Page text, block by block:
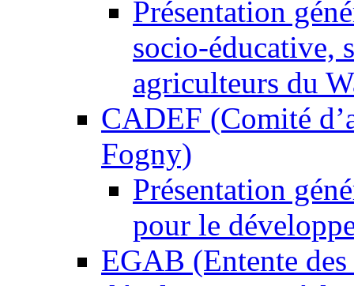
Présentation
socio-éducative,
agriculteurs du
CADEF (Comité
Fogny)
Présentation
pour le
EGAB (Entente